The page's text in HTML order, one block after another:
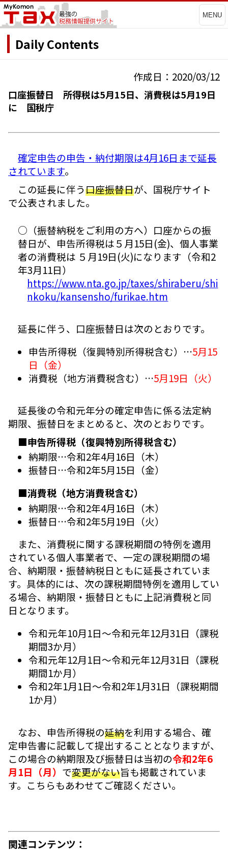
MENU
Daily Contents
作成日：2020/03/12
口座振替日 所得税は5月15日、消費税は5月19日
に 国税庁
確定申告の申告・納付期限は4月16日まで延長
されています。
この延長に伴う口座振替日が、国税庁サイト
で公表されました。
○（振替納税をご利用の方へ）口座からの振
替日が、申告所得税は５月15日(金)、個人事業
者の消費税は ５月19日(火)になります（令和2
年3月11日）
https://www.nta.go.jp/taxes/shiraberu/shi
nkoku/kansensho/furikae.htm
延長に伴う、口座振替日は次のとおりです。
申告所得税（復興特別所得税含む）…5月15
日（金）
消費税（地方消費税含む）…5月19日（火）
延長後の令和元年分の確定申告に係る法定納
期限、振替日をまとめると、次のとおりです。
■申告所得税（復興特別所得税含む）
納期限…令和2年4月16日（木）
振替日…令和2年5月15日（金）
■消費税（地方消費税含む）
納期限…令和2年4月16日（木）
振替日…令和2年5月19日（火）
また、消費税に関する課税期間の特例を適用
されている個人事業者で、一定の課税期間の場
合、納期限・振替納税日ともに延長されていま
す。具体的には、次の課税期間特例を適用してい
る場合、納期限・振替日ともに上記消費税と同
日となります。
令和元年10月1日～令和元年12月31日（課税
期間3か月）
令和元年12月1日～令和元年12月31日（課税
期間1か月）
令和2年1月1日～令和2年1月31日（課税期間
1か月）
なお、申告所得税の延納を利用する場合、確
定申告書に記載して提出することとなりますが、
この場合の納期限及び振替日は当初の令和2年6
月1日（月） で変更がない旨も掲載されていま
す。こちらもあわせてご確認ください。
関連コンテンツ：